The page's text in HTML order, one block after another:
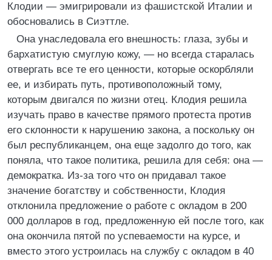
Клодии — эмигрировали из фашистской Италии и
обосновались в Сиэттле.
Она унаследовала его внешность: глаза, зубы и
бархатистую смуглую кожу, — но всегда старалась
отвергать все те его ценности, которые оскорбляли
ее, и избирать путь, противоположный тому,
которым двигался по жизни отец. Клодия решила
изучать право в качестве прямого протеста против
его склонности к нарушению закона, а поскольку он
был республиканцем, она еще задолго до того, как
поняла, что такое политика, решила для себя: она —
демократка. Из-за того что он придавал такое
значение богатству и собственности, Клодия
отклонила предложение о работе с окладом в 200
000 долларов в год, предложенную ей после того, как
она окончила пятой по успеваемости на курсе, и
вместо этого устроилась на службу с окладом в 40